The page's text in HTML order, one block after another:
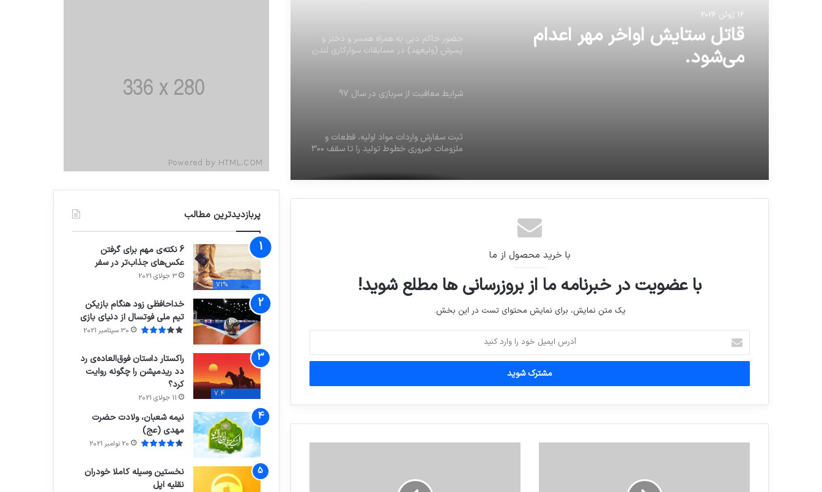
16 ژوئن 2026
قاتل ستایش اواخر مهر اعدام
می‌شود.
حضور حاکم دبی به همراه همسر و دختر و
پسرش (ولیعهد) در مسابقات سوارکاری لندن
شرایط معافیت از سربازی در سال 97
ثبت سفارش واردات مواد اولیه، قطعات و
ملزومات ضروری خطوط تولید را تا سقف ۳۰۰
پسرش (ولیعهد) در مسابقات سوارکاری لندن
شرایط معافیت از سربازی در سال 97
ثبت سفارش واردات مواد اولیه، قطعات و
با خرید محصول از ما
با عضویت در خبرنامه ما از بروزرسانی ها مطلع شوید!
یک متن نمایش، برای نمایش محتوای تست در این بخش.
آدرس
ایمیل
خود
وارد
پربازدیدترین مطالب
71%
6 نکته‌ی مهم برای گرفتن
عکس‌های جذاب‌تر در سفر
3 جولای 2021
خداحافظی زود هنگام بازیکن
تیم ملی فوتسال از دنیای بازی
30 سپتامبر 2021
7.4
راکستار داستان فوق‌العاده‌ی رد
دد ریدمپشن را چگونه روایت
کرد؟
11 جولای 2021
نیمه شعبان، ولادت حضرت
مهدی (عج)
20 نوامبر 2021
نخستین وسیله کاملا خودران
نقلیه اپل